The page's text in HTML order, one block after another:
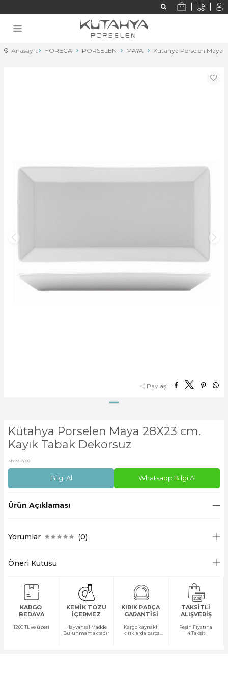
Anasayfa HORECA PORSELEN MAYA Kütahya Porselen Maya
Paylaş:
Kütahya Porselen Maya 28X23 cm.
Kayık Tabak Dekorsuz
MY28KY00
Bilgi Al Whatsapp Bilgi Al
Ürün Açıklaması
Yorumlar (0)
Öneri Kutusu
KARGO
BEDAVA
1200 TL ve üzeri
KEMİK TOZU
İÇERMEZ
Hayvansal Madde
Bulunmamaktadır
KIRIK PARÇA
GARANTİSİ
Kargo kaynaklı
kırıklarda parça
TAKSİTLİ
ALIŞVERİŞ
Peşin Fiyatına
4 Taksit